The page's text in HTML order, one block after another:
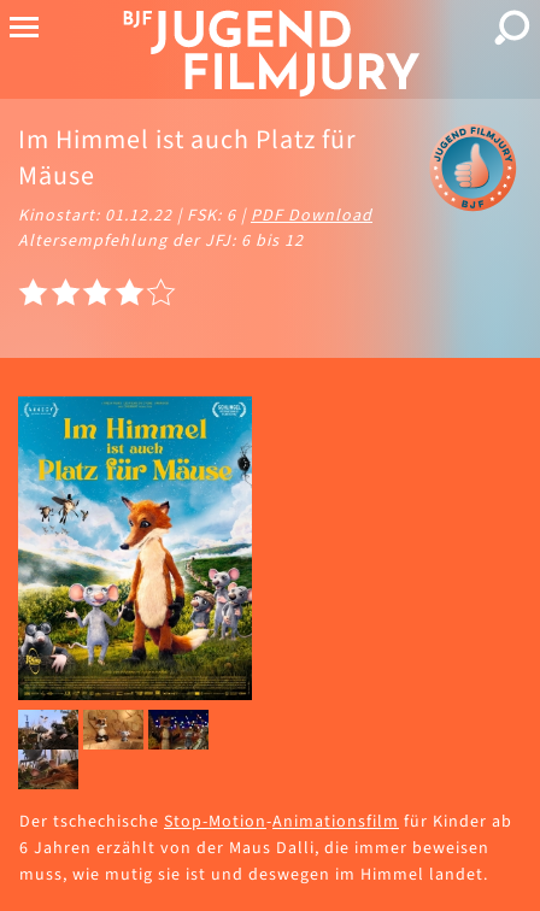
Im Himmel ist auch Platz für
Mäuse
Kinostart: 01.12.22 | FSK: 6 |PDF Download
Altersempfehlung der JFJ: 6 bis 12
Der tschechische Stop-Motion-Animationsfilm für Kinder ab
6 Jahren erzählt von der Maus Dalli, die immer beweisen
muss, wie mutig sie ist und deswegen im Himmel landet.